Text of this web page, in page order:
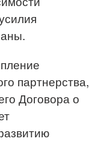
партнерства,
Договора о